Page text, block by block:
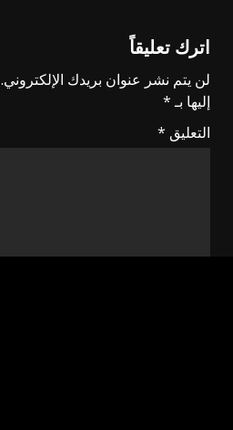
اترك تعليقاً
لن يتم نشر عنوان بريدك الإلكتروني.
إليها بـ*
التعليق *